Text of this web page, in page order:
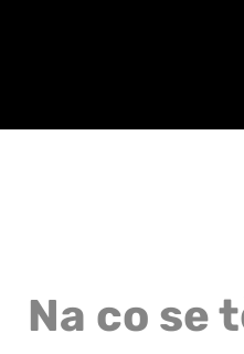
Na co se